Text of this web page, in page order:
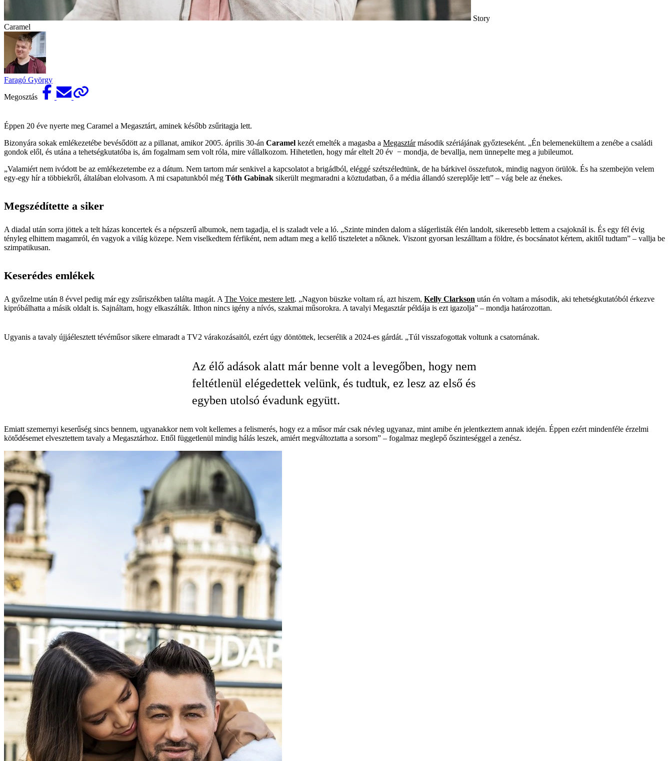
Story
Caramel
Faragó György
Megosztás
Éppen 20 éve nyerte meg Caramel a Megasztárt, aminek később zsűritagja lett.
Bizonyára sokak emlékezetébe bevésődött az a pillanat, amikor 2005. április 30-án Caramel kezét emelték a magasba a Megasztármásodik szériájának győzteseként. „Én belemenekültem a zenébe a családi
gondok elől, és utána a tehetségkutatóba is, ám fogalmam sem volt róla, mire vállalkozom. Hihetetlen, hogy már eltelt 20 év − mondja, de bevallja, nem ünnepelte meg a jubileumot.
„Valamiért nem ivódott be az emlékezetembe ez a dátum. Nem tartom már senkivel a kapcsolatot a brigádból, eléggé szétszéledtünk, de ha bárkivel összefutok, mindig nagyon örülök. És ha szembejön velem
egy-egy hír a többiekről, általában elolvasom. A mi csapatunkból még Tóth Gabinak sikerült megmaradni a köztudatban, ő a média állandó szereplője lett” – vág bele az énekes.
Megszédítette a siker
A diadal után sorra jöttek a telt házas koncertek és a népszerű albumok, nem tagadja, el is szaladt vele a ló. „Szinte minden dalom a slágerlisták élén landolt, sikeresebb lettem a csajoknál is. És egy fél évig
tényleg elhittem magamról, én vagyok a világ közepe. Nem viselkedtem férfiként, nem adtam meg a kellő tiszteletet a nőknek. Viszont gyorsan leszálltam a földre, és bocsánatot kértem, akitől tudtam” – vallja be
szimpatikusan.
Keserédes emlékek
A győzelme után 8 évvel pedig már egy zsűriszékben találta magát. A The Voice mestere lett. „Nagyon büszke voltam rá, azt hiszem, Kelly Clarkson után én voltam a második, aki tehetségkutatóból érkezve
kipróbálhatta a másik oldalt is. Sajnáltam, hogy elkaszálták. Itthon nincs igény a nívós, szakmai műsorokra. A tavalyi Megasztár példája is ezt igazolja” – mondja határozottan.
Ugyanis a tavaly újjáélesztett tévéműsor sikere elmaradt a TV2 várakozásaitól, ezért úgy döntöttek, lecserélik a 2024-es gárdát. „Túl visszafogottak voltunk a csatornának.
Az élő adások alatt már benne volt a levegőben, hogy nem
feltétlenül elégedettek velünk, és tudtuk, ez lesz az első és
egyben utolsó évadunk együtt.
Emiatt szemernyi keserűség sincs bennem, ugyanakkor nem volt kellemes a felismerés, hogy ez a műsor már csak névleg ugyanaz, mint amibe én jelentkeztem annak idején. Éppen ezért mindenféle érzelmi
kötődésemet elvesztettem tavaly a Megasztárhoz. Ettől függetlenül mindig hálás leszek, amiért megváltoztatta a sorsom” – fogalmaz meglepő őszinteséggel a zenész.